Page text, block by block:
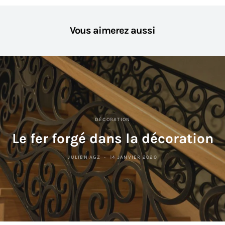
Vous aimerez aussi
DÉCORATION
Le fer forgé dans la décoration
JULIEN AGZ 14 JANVIER 2020